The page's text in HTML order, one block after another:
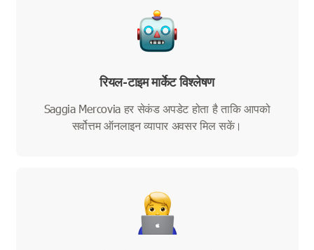
रियल-टाइम मार्केट विश्लेषण
Saggia Mercovia हर सेकंड अपडेट होता है ताकि आपको
सर्वोत्तम ऑनलाइन व्यापार अवसर मिल सकें।